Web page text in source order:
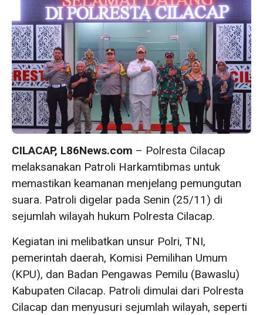
CILACAP, L86News.com – Polresta Cilacap
melaksanakan Patroli Harkamtibmas untuk
memastikan keamanan menjelang pemungutan
suara. Patroli digelar pada Senin (25/11) di
sejumlah wilayah hukum Polresta Cilacap.
Kegiatan ini melibatkan unsur Polri, TNI,
pemerintah daerah, Komisi Pemilihan Umum
(KPU), dan Badan Pengawas Pemilu (Bawaslu)
Kabupaten Cilacap. Patroli dimulai dari Polresta
Cilacap dan menyusuri sejumlah wilayah, seperti